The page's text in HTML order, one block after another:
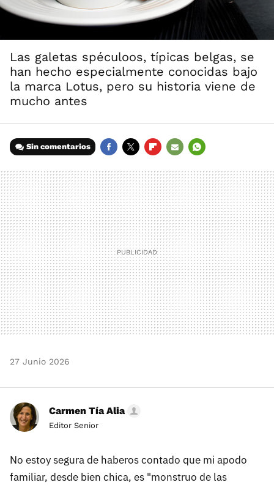
Las galetas spéculoos, típicas belgas, se
han hecho especialmente conocidas bajo
la marca Lotus, pero su historia viene de
mucho antes
Sin comentarios
MAIL
27 Junio 2026
Carmen Tía Alia
Editor Senior
No estoy segura de haberos contado que mi apodo
familiar, desde bien chica, es "monstruo de las